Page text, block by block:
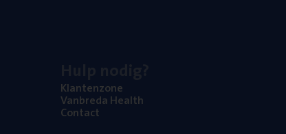
Klan­ten­zo­ne
Van­b­re­da Health
Con­tact